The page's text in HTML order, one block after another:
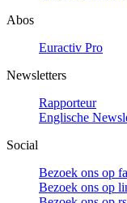
Abos
Euractiv Pro
Newsletters
Rapporteur
Englische
Social
Bezoek ons op
Bezoek ons op